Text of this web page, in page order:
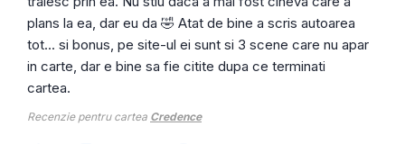
plans la ea, dar eu da 🤣 Atat de bine a scris autoarea
tot... si bonus, pe site-ul ei sunt si 3 scene care nu apar
in carte, dar e bine sa fie citite dupa ce terminati
cartea.
Recenzie pentru cartea Credence